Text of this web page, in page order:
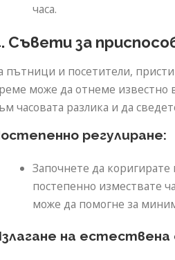
часа.
Съвети за
пътници и посетители,
може да отнеме известно
часовата разлика и да
регулиране:
Започнете да
постепенно измествате
може да помогне за
на естествена